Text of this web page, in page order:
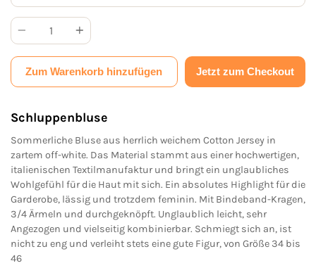
Anzahl
Zum Warenkorb hinzufügen Jetzt zum Checkout
Schluppenbluse
Sommerliche Bluse aus herrlich weichem Cotton Jersey in
zartem off-white. Das Material stammt aus einer hochwertigen,
italienischen Textilmanufaktur und bringt ein unglaubliches
Wohlgefühl für die Haut mit sich. Ein absolutes Highlight für die
Garderobe, lässig und trotzdem feminin. Mit Bindeband-Kragen,
3/4 Ärmeln und durchgeknöpft. Unglaublich leicht, sehr
Angezogen und vielseitig kombinierbar. Schmiegt sich an, ist
nicht zu eng und verleiht stets eine gute Figur, von Größe 34 bis
46